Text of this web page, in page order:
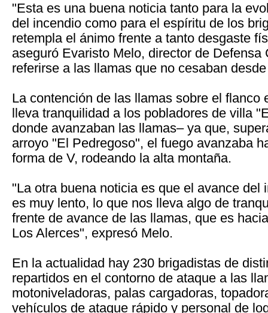
"Esta es una buena noticia tanto para la
del incendio como para el espíritu de los
retempla el ánimo frente a tanto desgaste
aseguró Evaristo Melo, director de Defensa
referirse a las llamas que no cesaban
La contención de las llamas sobre el flanco
lleva tranquilidad a los pobladores de villa
donde avanzaban las llamas– ya que,
arroyo "El Pedregoso", el fuego avanzaba
forma de V, rodeando la alta montaña.
"La otra buena noticia es que el avance del
es muy lento, lo que nos lleva algo de
frente de avance de las llamas, que es
Los Alerces", expresó Melo.
En la actualidad hay 230 brigadistas de
repartidos en el contorno de ataque a las
motoniveladoras, palas cargadoras,
vehículos de ataque rápido y personal de